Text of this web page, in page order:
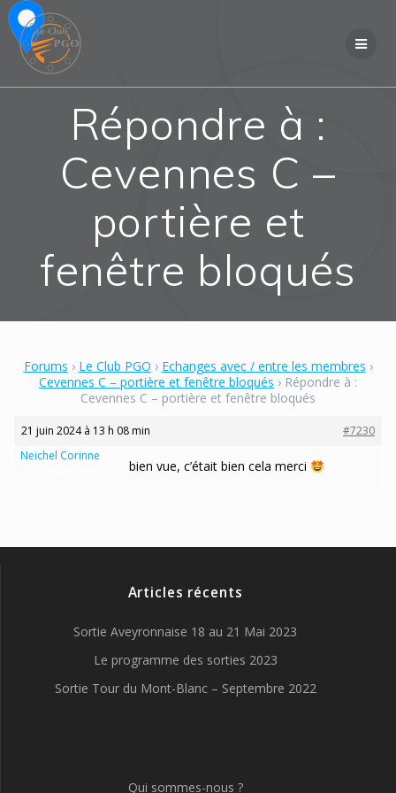
Répondre à :
Cevennes C –
portière et
fenêtre bloqués
Forums › Le Club PGO › Echanges avec / entre les membres ›
Cevennes C – portière et fenêtre bloqués › Répondre à :
Cevennes C – portière et fenêtre bloqués
21 juin 2024 à 13 h 08 min
#7230
Neichel Corinne
bien vue, c’était bien cela merci
Articles récents
Sortie Aveyronnaise 18 au 21 Mai 2023
Le programme des sorties 2023
Sortie Tour du Mont-Blanc – Septembre 2022
Qui sommes-nous ?